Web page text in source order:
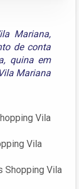
Mariana,
de conta
, quina em
Mariana
Vila
Vila
Shopping Vila